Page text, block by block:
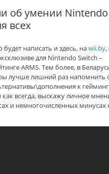
об умении Nintendo
всех
написать и здесь, наwii.by,
для Nintendo Switch –
ARMS. Тем более, в
лучше лишний раз напомнить
к
как всегда, выскажу личное
и немногочисленных минусах